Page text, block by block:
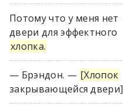
Потому что у меня нет
двери для эффектного
хлопка.
— Брэндон. — [Хлопок
закрывающейся двери]